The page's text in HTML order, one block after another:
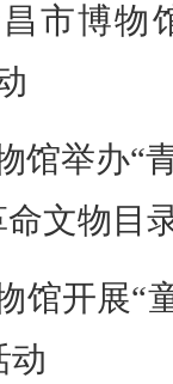
市博物
馆举办“
命文物目
馆开展“
动